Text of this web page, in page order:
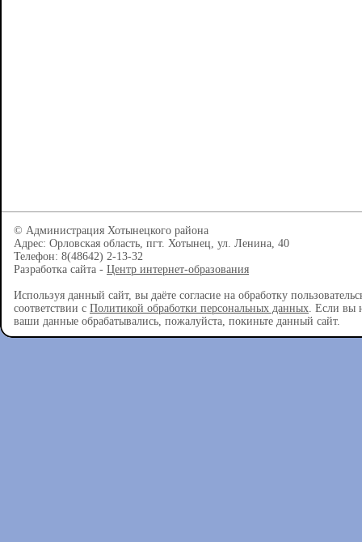
© Администрация Хотынецкого района
Адрес: Орловская область, пгт. Хотынец, ул. Ленина, 40
Телефон: 8(48642) 2-13-32
Разработка сайта - Центр интернет-образования
Используя данный сайт, вы даёте согласие на обработку
соответствии с Политикой обработки персональных данных. Если вы
ваши данные обрабатывались, пожалуйста, покиньте данный сайт.